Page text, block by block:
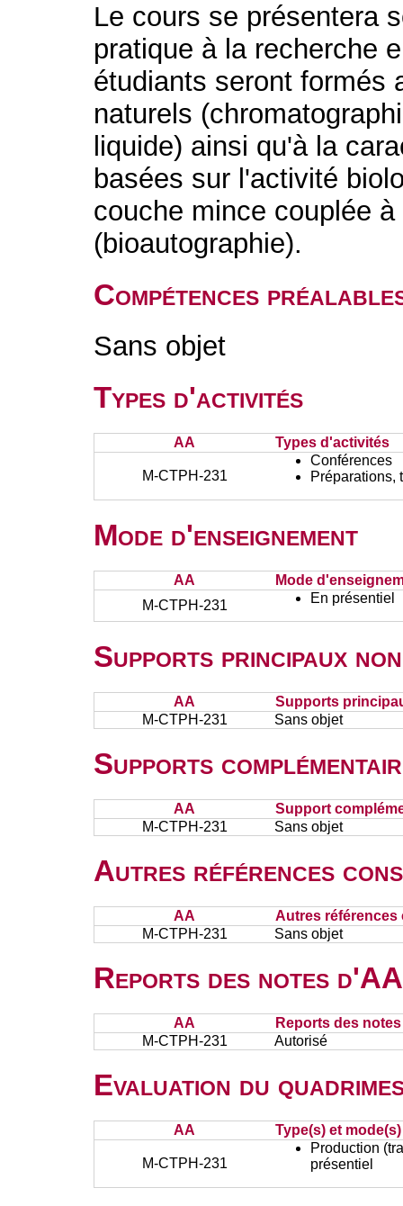
Le cours se présentera
pratique à la recherche
étudiants seront formés
naturels
liquide) ainsi qu'à la
basées sur l'activité
couche mince couplée
(bioautographie).
Compétences
Sans objet
Types d'activités
AA Types d'activités
M-CTPH-231
Conférences
Préparations,
Mode d'enseignement
AA
Mode
M-CTPH-231
En présentiel
Supports principaux
AA
Supports
M-CTPH-231
Sans objet
Supports
AA
Support
M-CTPH-231
Sans objet
Autres références
AA
Autres références
M-CTPH-231
Sans objet
Reports des notes
AA
Reports des
M-CTPH-231
Autorisé
Evaluation du
AA Type(s) et
M-CTPH-231
Production
présentiel